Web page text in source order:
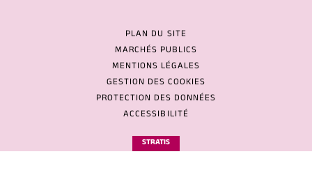
PLAN DU SITE
MARCHÉS PUBLICS
MENTIONS LÉGALES
GESTION DES COOKIES
PROTECTION DES DONNÉES
ACCESSIBILITÉ
STRATIS